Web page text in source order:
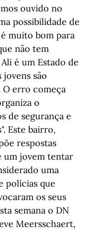
ouvido no
possibilidade de
muito bom para
não tem
é um Estado de
são
O erro começa
o
de segurança e
Este bairro,
respostas
um jovem tentar
uma
polícias que
os seus
semana o DN
Meersschaert,